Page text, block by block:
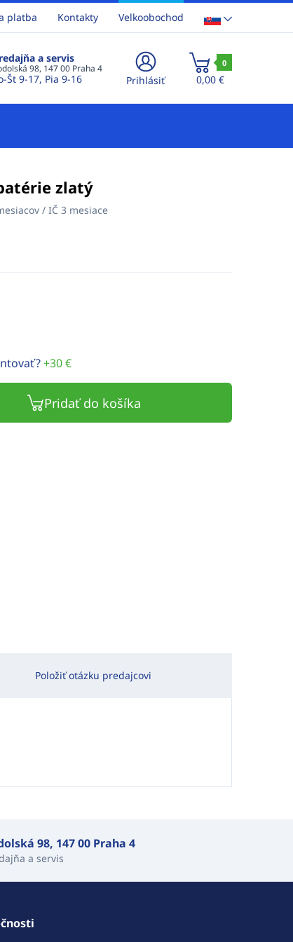
platba Kontakty Velkoobochod
a servis
98, 147 00 Praha 4
Št 9-17, Pia 9-16 Prihlásiť
0
0,00 €
zlatý
/ IČ 3 mesiace
+30 €
Pridať do košíka
Položiť otázku predajcovi
98, 147 00 Praha 4
a servis